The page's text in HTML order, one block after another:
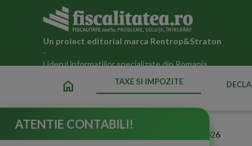
Un proiect editorial marca Rentrop&Straton
-
Liderul informatiilor specializate din Romania
home TAXE SI IMPOZITE
Taxe si impozite datorate statului in 2026
ATENTIE CONTABILI!